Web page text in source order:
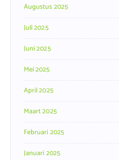
Augustus 2025
Juli 2025
Juni 2025
Mei 2025
April 2025
Maart 2025
Februari 2025
Januari 2025